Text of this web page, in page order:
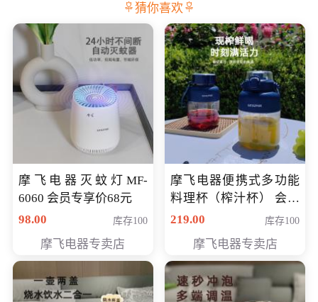
猜你喜欢
摩飞电器灭蚊灯MF-
6060 会员专享价68元
98.00
库存100
摩飞电器专卖店
摩飞电器便携式多功能
料理杯（榨汁杯） 会员
专享价118元
219.00 库存100
摩飞电器专卖店